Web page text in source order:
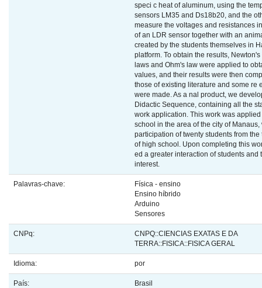
speci c heat of aluminum, using the
sensors LM35 and Ds18b20, and the
measure the voltages and resistances
of an LDR sensor together with an
created by the students themselves in
platform. To obtain the results,
laws and Ohm's law were applied to
values, and their results were then
those of existing literature and some re
were made. As a nal product, we
Didactic Sequence, containing all the
work application. This work was
school in the area of the city of Manaus,
participation of twenty students from the
of high school. Upon completing this
ed a greater interaction of students and
interest.
Palavras-chave:
Física - ensino
Ensino híbrido
Arduino
Sensores
CNPq:
CNPQ::CIENCIAS EXATAS E DA
TERRA::FISICA::FISICA GERAL
Idioma: por
País: Brasil